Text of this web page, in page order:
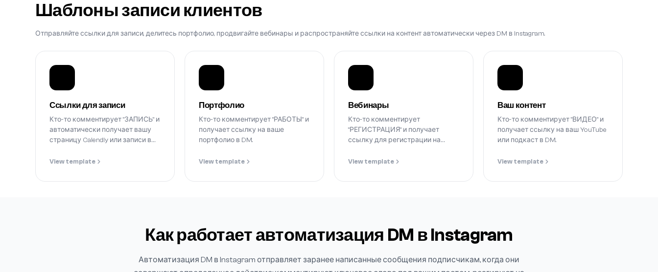
Шаблоны записи клиентов
Отправляйте ссылки для записи, делитесь портфолио, продвигайте вебинары и распространяйте ссылки на контент автоматически через DM в Instagram.
Ссылки для записи
Кто-то комментирует "ЗАПИСЬ" и
автоматически получает вашу
страницу Calendly или записи в
View template
Портфолио
Кто-то комментирует "РАБОТЫ" и
получает ссылку на ваше
портфолио в DM.
View template
Вебинары
Кто-то комментирует
"РЕГИСТРАЦИЯ" и получает
ссылку для регистрации на
DM.
View template
Ваш контент
Кто-то комментирует "ВИДЕО" и
получает ссылку на ваш YouTube
или подкаст в DM.
View template
Как работает автоматизация DM в Instagram
Автоматизация DM в Instagram отправляет заранее написанные сообщения подписчикам, когда они